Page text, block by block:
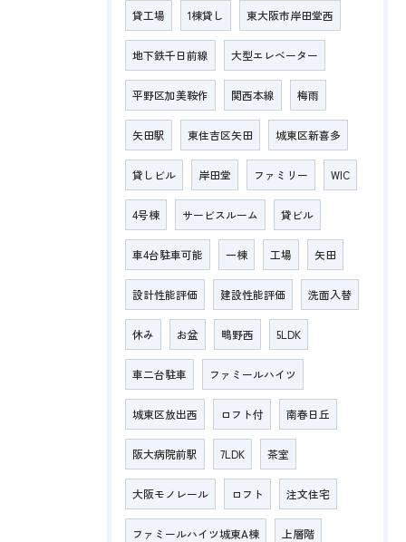
貸工場 1棟貸し 東大阪市岸田堂西
地下鉄千日前線 大型エレベーター
平野区加美鞍作 関西本線 梅雨
矢田駅 東住吉区矢田 城東区新喜多
貸しビル 岸田堂 ファミリー WIC
4号棟 サービスルーム 貸ビル
車4台駐車可能 一棟 工場 矢田
設計性能評価 建設性能評価 洗面入替
休み お盆 鴫野西 5LDK
車二台駐車 ファミールハイツ
城東区放出西 ロフト付 南春日丘
阪大病院前駅 7LDK 茶室
大阪モノレール ロフト 注文住宅
ファミールハイツ城東A棟 上層階